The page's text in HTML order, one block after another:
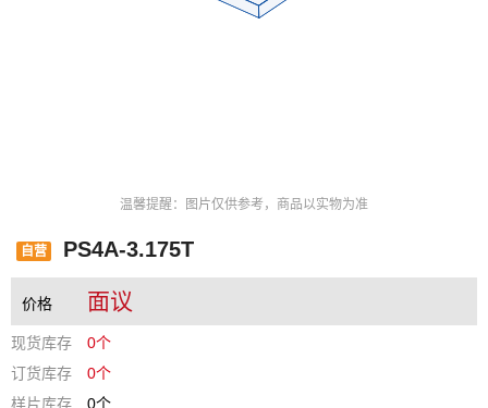
温馨提醒：图片仅供参考，商品以实物为准
自营 PS4A-3.175T
价格 面议
现货库存
0个
订货库存
0个
样片库存
0个